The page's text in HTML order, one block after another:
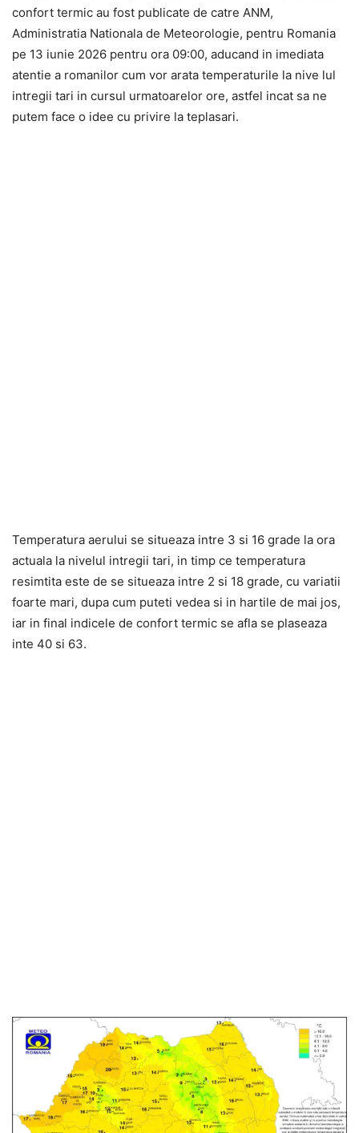
confort termic au fost publicate de catre ANM,
Administratia Nationala de Meteorologie, pentru Romania
pe 13 iunie 2026 pentru ora 09:00, aducand in imediata
atentie a romanilor cum vor arata temperaturile la nive lul
intregii tari in cursul urmatoarelor ore, astfel incat sa ne
putem face o idee cu privire la teplasari.
Temperatura aerului se situeaza intre 3 si 16 grade la ora
actuala la nivelul intregii tari, in timp ce temperatura
resimtita este de se situeaza intre 2 si 18 grade, cu variatii
foarte mari, dupa cum puteti vedea si in hartile de mai jos,
iar in final indicele de confort termic se afla se plaseaza
inte 40 si 63.